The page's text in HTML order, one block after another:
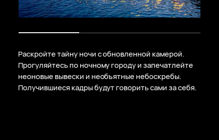
Раскройте тайну ночи с обновленной камерой.
Прогуляйтесь по ночному городу и запечатлейте
неоновые вывески и необъятные небоскребы.
Получившиеся кадры будут говорить сами за себя.